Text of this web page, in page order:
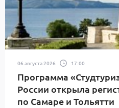
06 августа 2026 17:00
Программа
России открыла
по Самаре и Тольятти